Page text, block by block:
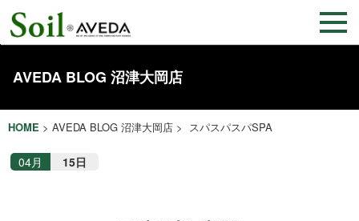
AVEDA BLOG 沼津大岡店
HOME > AVEDA BLOG 沼津大岡店 > スパスパスパSPA
04月 15日